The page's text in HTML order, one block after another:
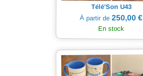
Télé'Son U43
À partir de250,00 €
En stock